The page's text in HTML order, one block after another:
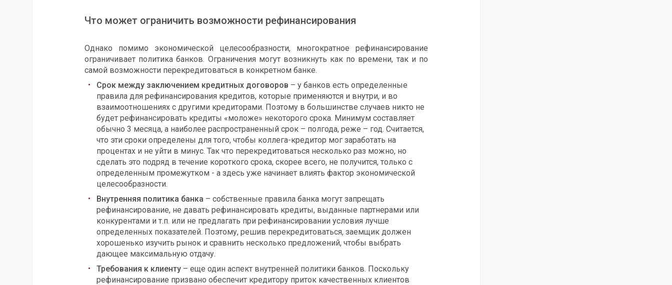
Что может ограничить возможности рефинансирования
Однако помимо экономической целесообразности, многократное рефинансирование
ограничивает политика банков. Ограничения могут возникнуть как по времени, так и по
самой возможности перекредитоваться в конкретном банке.
Срок между заключением кредитных договоров – у банков есть определенные
правила для рефинансирования кредитов, которые применяются и внутри, и во
взаимоотношениях с другими кредиторами. Поэтому в большинстве случаев никто не
будет рефинансировать кредиты «моложе» некоторого срока. Минимум составляет
обычно 3 месяца, а наиболее распространенный срок – полгода, реже – год. Считается,
что эти сроки определены для того, чтобы коллега-кредитор мог заработать на
процентах и не уйти в минус. Так что перекредитоваться несколько раз можно, но
сделать это подряд в течение короткого срока, скорее всего, не получится, только с
определенным промежутком - а здесь уже начинает влиять фактор экономической
целесообразности.
Внутренняя политика банка – собственные правила банка могут запрещать
рефинансирование, не давать рефинансировать кредиты, выданные партнерами или
конкурентами и т.п. или не предлагать при рефинансировании условия лучше
определенных показателей. Поэтому, решив перекредитоваться, заемщик должен
хорошенько изучить рынок и сравнить несколько предложений, чтобы выбрать
дающее максимальную отдачу.
Требования к клиенту – еще один аспект внутренней политики банков. Поскольку
рефинансирование призвано обеспечит кредитору приток качественных клиентов